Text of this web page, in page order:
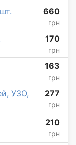
660
грн
170
грн
163
грн
УЗО,
277
грн
210
грн